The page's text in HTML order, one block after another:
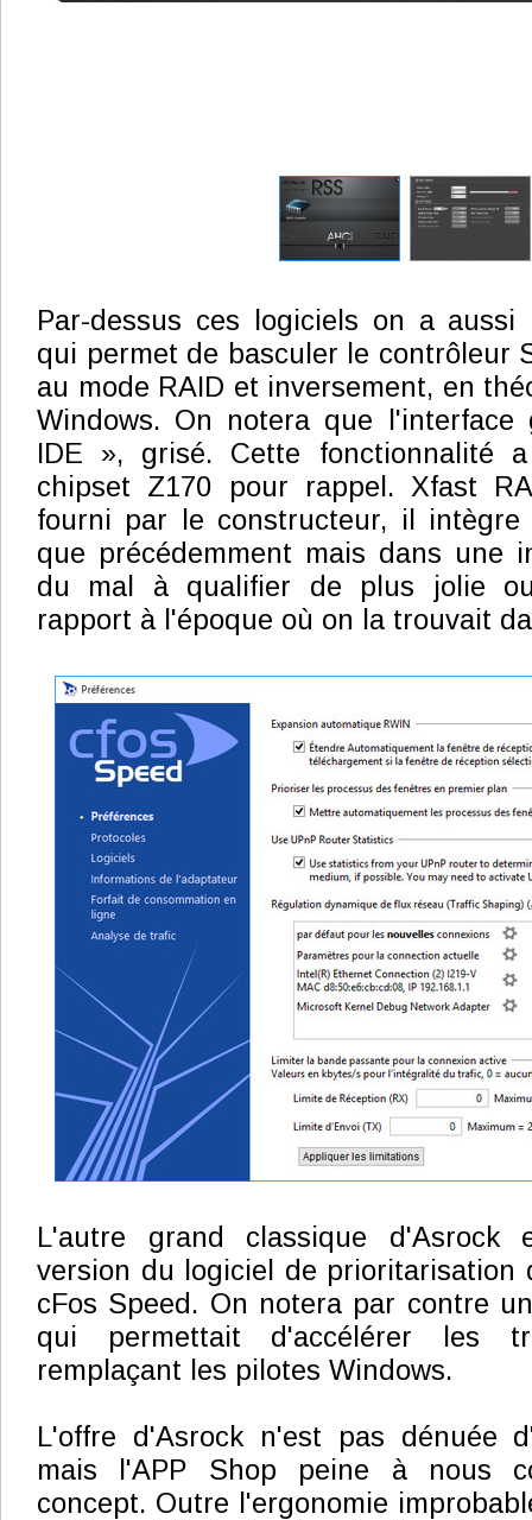
Par-dessus ces logiciels on a aussi
qui permet de basculer le contrôleur
au mode RAID et inversement, en
Windows. On notera que
IDE », grisé. Cette fonctionnalité
chipset Z170 pour rappel. Xfast
fourni par le constructeur, il intègre
que précédemment mais dans une
du mal à qualifier de plus jolie
rapport à l'époque où on la trouvait
L'autre grand classique d'Asrock
version du logiciel de prioritarisation
cFos Speed. On notera par contre
qui permettait d'accélérer les
remplaçant les pilotes Windows.
L'offre d'Asrock n'est pas dénuée
mais l'APP Shop peine à nous
concept. Outre l'ergonomie